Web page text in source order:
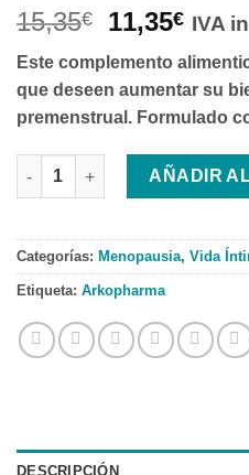
15,35€ 11,35€ IVA
Este complemento
que deseen aumentar su
premenstrual. Formulado
Arkocapsulas Aceite de
AÑADIR
Categorías: Menopausia, Vida
Etiqueta: Arkopharma
DESCRIPCIÓN